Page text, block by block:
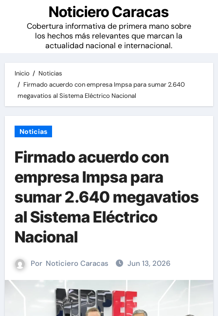
Noticiero Caracas
Cobertura informativa de primera mano sobre
los hechos más relevantes que marcan la
actualidad nacional e internacional.
Inicio
Noticias
Firmado acuerdo con empresa Impsa para sumar 2.640
megavatios al Sistema Eléctrico Nacional
Noticias
Firmado acuerdo con
empresa Impsa para
sumar 2.640 megavatios
al Sistema Eléctrico
Nacional
Por Noticiero Caracas Jun 13, 2026